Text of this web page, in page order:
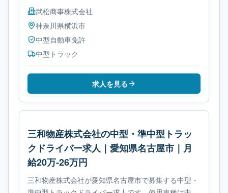
武松商事株式会社
神奈川県横浜市
中型自動車免許
中型トラック
求人を見る
三和物産株式会社の中型・準中型トラッ
クドライバー求人｜愛知県名古屋市｜月
給20万-26万円
三和物産株式会社が愛知県名古屋市で募集する中型・